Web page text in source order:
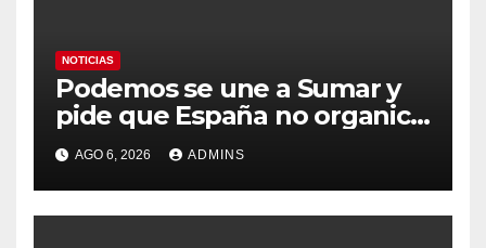
NOTICIAS
Podemos se une a Sumar y
pide que España no organice
el Mundial 2030 con
Marruecos por «atentar
contra la soberanía nacional»
AGO 6, 2026 ADMINS